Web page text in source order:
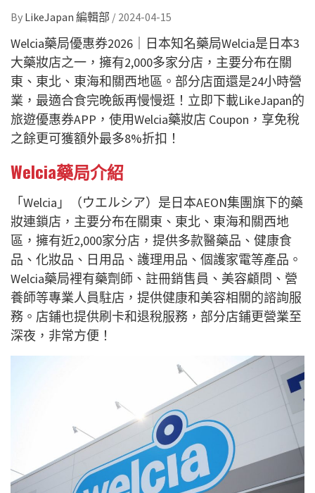
By LikeJapan 編輯部 / 2024-04-15
Welcia藥局優惠券2026｜日本知名藥局Welcia是日本3
大藥妝店之一，擁有2,000多家分店，主要分布在關
東、東北、東海和關西地區。部分店面還是24小時營
業，最適合食完晚飯再慢慢逛！立即下載LikeJapan的
旅遊優惠券APP，使用Welcia藥妝店 Coupon，享免稅
之餘更可獲額外最多8%折扣！
Welcia藥局介紹
「Welcia」（ウエルシア）是日本AEON集團旗下的藥
妝連鎖店，主要分布在關東、東北、東海和關西地
區，擁有近2,000家分店，提供多款醫藥品、健康食
品、化妝品、日用品、護理用品、個護家電等產品。
Welcia藥局裡有藥劑師、註冊銷售員、美容顧問、營
養師等專業人員駐店， 提供健康和美容相關的諮詢服
務。店鋪也提供刷卡和退稅服務，部分店鋪更營業至
深夜 ，非常方便！